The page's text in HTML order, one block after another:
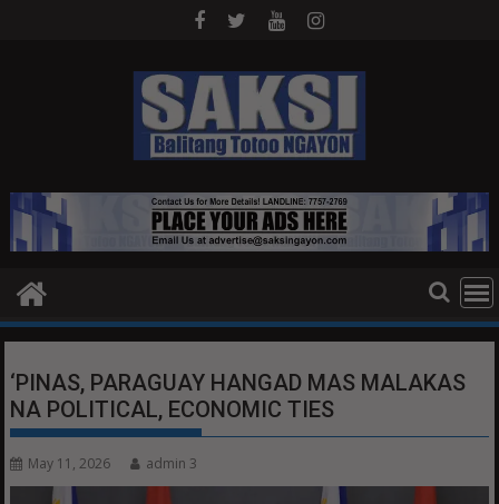
‘PINAS, PARAGUAY HANGAD MAS MALAKAS
NA POLITICAL, ECONOMIC TIES
May 11, 2026 admin 3